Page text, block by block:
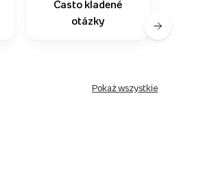
Často kladené
otázky
Pokaż wszystkie